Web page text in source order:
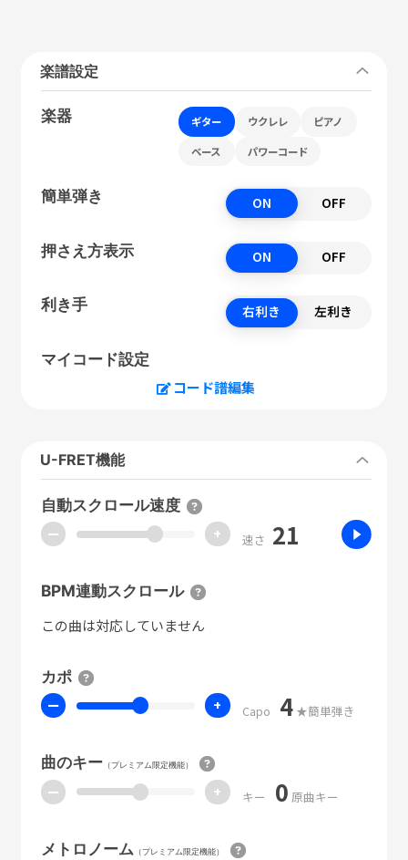
楽譜設定
楽器 ギター ウクレレ ピアノ
ベース パワーコード
簡単弾き ON OFF
押さえ方表示 ON OFF
利き手 右利き 左利き
マイコード設定
コード譜編集
U-FRET機能
自動スクロール速度
ー + 速さ 21
BPM連動スクロール
この曲は対応していません
カポ
ー + Capo 4 ★簡単弾き
曲のキー（プレミアム限定機能）
ー + キー 0 原曲キー
メトロノーム （プレミアム限定機能）